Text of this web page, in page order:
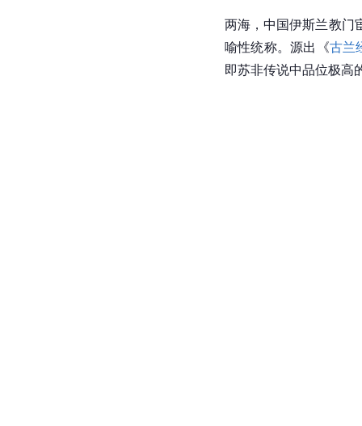
两海，中国伊斯兰教门
喻性统称。源出《古兰
即苏非传说中品位极高